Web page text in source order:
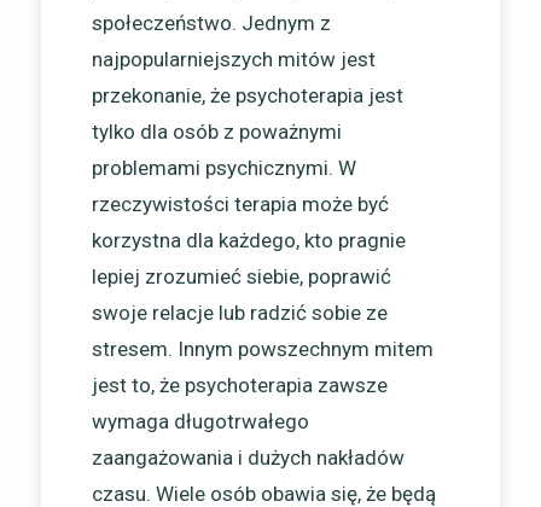
społeczeństwo. Jednym z
najpopularniejszych mitów jest
przekonanie, że psychoterapia jest
tylko dla osób z poważnymi
problemami psychicznymi. W
rzeczywistości terapia może być
korzystna dla każdego, kto pragnie
lepiej zrozumieć siebie, poprawić
swoje relacje lub radzić sobie ze
stresem. Innym powszechnym mitem
jest to, że psychoterapia zawsze
wymaga długotrwałego
zaangażowania i dużych nakładów
czasu. Wiele osób obawia się, że będą